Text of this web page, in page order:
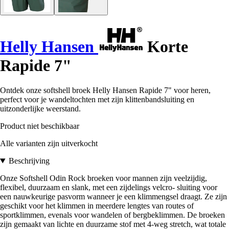
Helly Hansen
Korte
Rapide 7"
Ontdek onze softshell broek Helly Hansen Rapide 7" voor heren,
perfect voor je wandeltochten met zijn klittenbandsluiting en
uitzonderlijke weerstand.
Product niet beschikbaar
Alle varianten zijn uitverkocht
Beschrijving
Onze Softshell Odin Rock broeken voor mannen zijn veelzijdig,
flexibel, duurzaam en slank, met een zijdelings velcro- sluiting voor
een nauwkeurige pasvorm wanneer je een klimmengsel draagt. Ze zijn
geschikt voor het klimmen in meerdere lengtes van routes of
sportklimmen, evenals voor wandelen of bergbeklimmen. De broeken
zijn gemaakt van lichte en duurzame stof met 4-weg stretch, wat totale